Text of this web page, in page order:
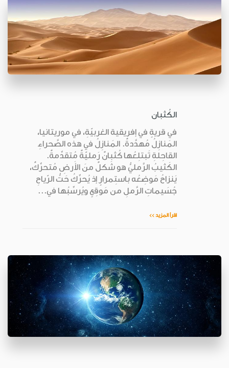
الكُثبان
في قريةٍ في إفريقية الغربيّةِ، في موريتانيا،
المَنازِلُ مُهدَّدةٌ. المَنازِلُ في هذه الصَّحراءِ
القاحِلةِ تَبتلِعُها كُثبانٌ رَمليّةٌ مُتقدِّمةٌ.
الكَثيبُ الرَّمليُّ هو شَكلٌ منَ الأَرضِ مُتحرِّكٌ،
يَنزاحُ مَوضِعُه باستِمرارٍ إذ يُحرِّكُ حَتُّ الرّياحِ
جُسَيماتِ الرَّملِ من مَوقِعٍ ويُرسِّبُها في...
اقرأ المزيد >>